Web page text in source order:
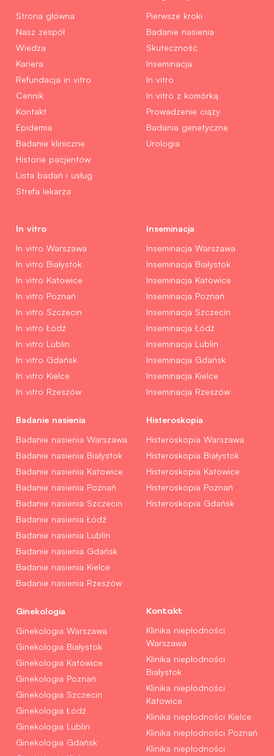
Strona główna
Nasz zespół
Wiedza
Kariera
Refundacja in vitro
Cennik
Kontakt
Epidemia
Badanie kliniczne
Historie pacjentów
Lista badań i usług
Strefa lekarza
Pierwsze kroki
Badanie nasienia
Skuteczność
Inseminacja
In vitro
In vitro z komórką
Prowadzenie ciąży
Badania genetyczne
Urologia
In vitro
In vitro Warszawa
In vitro Białystok
In vitro Katowice
In vitro Poznań
In vitro Szczecin
In vitro Łódź
In vitro Lublin
In vitro Gdańsk
In vitro Kielce
In vitro Rzeszów
Inseminacja
Inseminacja Warszawa
Inseminacja Białystok
Inseminacja Katowice
Inseminacja Poznań
Inseminacja Szczecin
Inseminacja Łódź
Inseminacja Lublin
Inseminacja Gdańsk
Inseminacja Kielce
Inseminacja Rzeszów
Badanie nasienia
Badanie nasienia Warszawa
Badanie nasienia Białystok
Badanie nasienia Katowice
Badanie nasienia Poznań
Badanie nasienia Szczecin
Badanie nasienia Łódź
Badanie nasienia Lublin
Badanie nasienia Gdańsk
Badanie nasienia Kielce
Badanie nasienia Rzeszów
Histeroskopia
Histeroskopia Warszawa
Histeroskopia Białystok
Histeroskopia Katowice
Histeroskopia Poznań
Histeroskopia Gdańsk
Ginekologia
Ginekologia Warszawa
Ginekologia Białystok
Ginekologia Katowice
Ginekologia Poznań
Ginekologia Szczecin
Ginekologia Łódź
Ginekologia Lublin
Ginekologia Gdańsk
Kontakt
Klinika niepłodności
Warszawa
Klinika niepłodności
Białystok
Klinika niepłodności
Katowice
Klinika niepłodności Kielce
Klinika niepłodności Poznań
Klinika niepłodności